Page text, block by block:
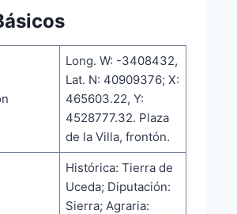
Long. W: -3408432,
Lat. N: 40909376; X:
465603.22, Y:
4528777.32. Plaza
de la Villa, frontón.
Histórica: Tierra de
Uceda; Diputación:
Sierra; Agraria: